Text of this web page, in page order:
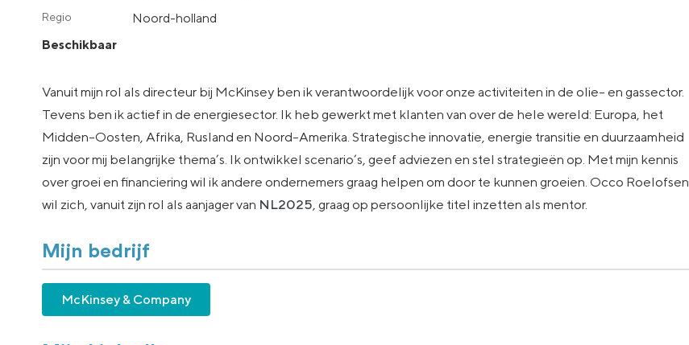
noord-holland
Beschikbaar
Vanuit mijn rol als directeur bij McKinsey ben ik verantwoordelijk voor onze activiteiten in de olie- en gassector.
Tevens ben ik actief in de energiesector. Ik heb gewerkt met klanten van over de hele wereld: Europa, het
Midden-Oosten, Afrika, Rusland en Noord-Amerika. Strategische innovatie, energie transitie en duurzaamheid
zijn voor mij belangrijke thema’s. Ik ontwikkel scenario’s, geef adviezen en stel strategieën op. Met mijn kennis
over groei en financiering wil ik andere ondernemers graag helpen om door te kunnen groeien. Occo Roelofsen
wil zich, vanuit zijn rol als aanjager van NL2025, graag op persoonlijke titel inzetten als mentor.
Mijn bedrijf
McKinsey & Company